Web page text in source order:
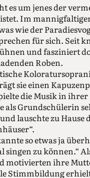
es um jenes der
Im
wie der
für sich. Seit
und fasziniert
Roben.
sie einen
die Musik in ihrer
als Grundschülerin
lauschte zu
so etwas ja
singen zu können.“
ihre
Stimmbildung